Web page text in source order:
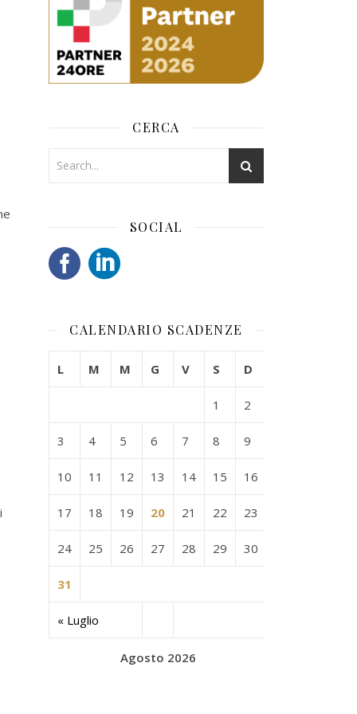
CERCA
SOCIAL
CALENDARIO SCADENZE
Agosto 2026
L M M G V S D
« Luglio
1 2
3 4 5 6 7 8 9
10 11 12 13 14 15 16
17 18 19 20 21 22 23
24 25 26 27 28 29 30
31